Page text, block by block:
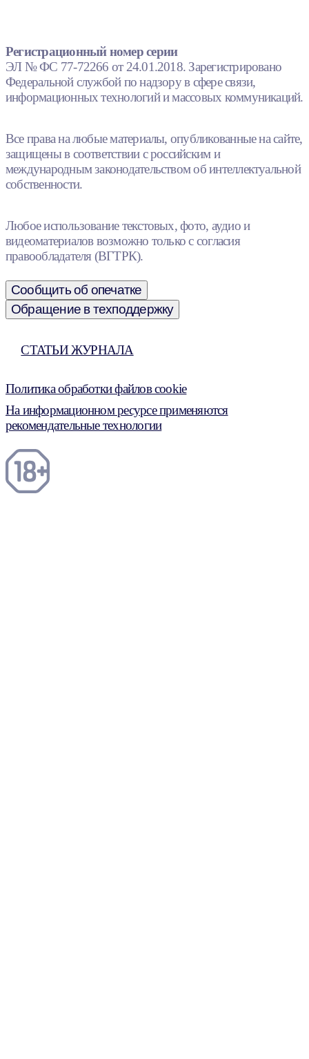
Регистрационный номер серии
ЭЛ № ФС 77-72266 от 24.01.2018. Зарегистрировано
Федеральной службой по надзору в сфере связи,
информационных технологий и массовых коммуникаций.
Все права на любые материалы, опубликованные на сайте,
защищены в соответствии с российским и
международным законодательством об интеллектуальной
собственности.
Любое использование текстовых, фото, аудио и
видеоматериалов возможно только с согласия
правообладателя (ВГТРК).
Сообщить об опечатке
Обращение в техподдержку
СТАТЬИ ЖУРНАЛА
Политика обработки файлов cookie
На информационном ресурсе применяются
рекомендательные технологии